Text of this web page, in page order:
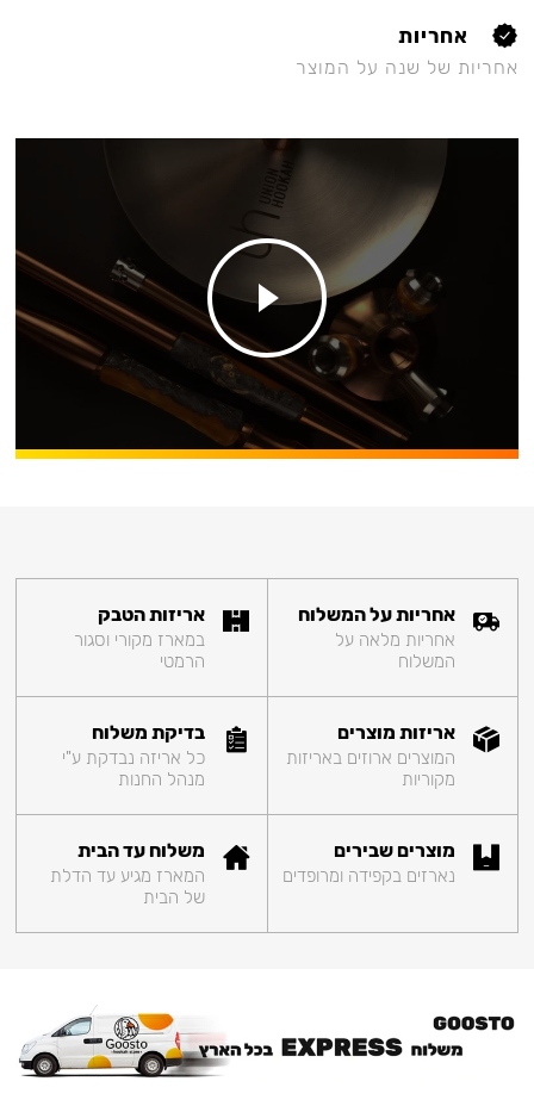
אחריות
אחריות של שנה על המוצר
אחריות על המשלוח
אחריות מלאה על
המשלוח
אריזות הטבק
במארז מקורי וסגור
הרמטי
אריזות מוצרים
המוצרים ארוזים באריזות
מקוריות
בדיקת משלוח
כל אריזה נבדקת ע"י
מנהל החנות
מוצרים שבירים
נארזים בקפידה ומרופדים
משלוח עד הבית
המארז מגיע עד הדלת
של הבית